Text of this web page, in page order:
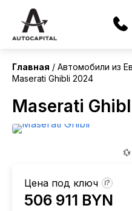
АВТОМОБИЛИ
ЭЛЕКТРОМОБИЛИ
УСЛУГИ
Главная Автомобили из
Maserati Ghibli 2024
Maserati
Европа
Без пробега
Цена под ключ ?
506 911 BYN